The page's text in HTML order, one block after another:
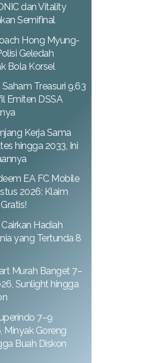
dan Vitality
Semifinal
Hong Myung-
Geledah
Bola Korsel
Treasuri 9,63
Emiten DSSA
Kerja Sama
hingga 2033, Ini
EA FC Mobile
2026: Klaim
Hadiah
yang Tertunda 8
Murah Banget 7–
Sunlight hingga
7–9
Minyak Goreng
Buah Diskon